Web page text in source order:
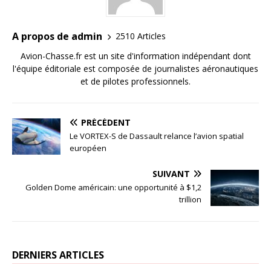
A propos de admin
2510 Articles
Avion-Chasse.fr est un site d'information indépendant dont
l'équipe éditoriale est composée de journalistes aéronautiques
et de pilotes professionnels.
PRÉCÉDENT
Le VORTEX-S de Dassault relance l’avion spatial
européen
SUIVANT
Golden Dome américain: une opportunité à $1,2
trillion
DERNIERS ARTICLES